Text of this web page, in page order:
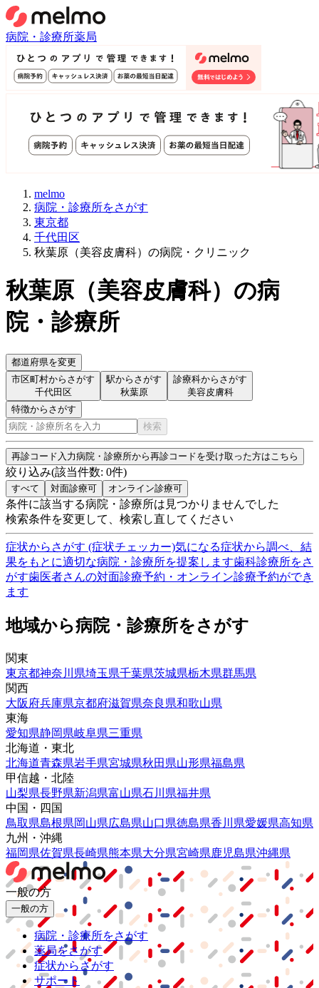
病院・診療所薬局
melmo
病院・診療所をさがす
東京都
千代田区
秋葉原（美容皮膚科）の病院・クリニック
秋葉原（美容皮膚科） の病
院・診療所
都道府県を変更
市区町村からさがす
千代田区
駅からさがす
秋葉原
診療科からさがす
美容皮膚科
特徴からさがす
検索
再診コード入力病院・診療所から再診コードを受け取った方はこちら
絞り込み(該当件数: 0件)
すべて 対面診療可 オンライン診療可
条件に該当する病院・診療所は見つかりませんでした
検索条件を変更して、検索し直してください
症状からさがす (症状チェッカー)気になる症状から調べ、結
果をもとに適切な病院・診療所を提案します歯科診療所をさ
がす歯医者さんの対面診療予約・オンライン診療予約ができ
ます
地域から病院・診療所をさがす
関東
東京都神奈川県埼玉県千葉県茨城県栃木県群馬県
関西
大阪府兵庫県京都府滋賀県奈良県和歌山県
東海
愛知県静岡県岐阜県三重県
北海道・東北
北海道青森県岩手県宮城県秋田県山形県福島県
甲信越・北陸
山梨県長野県新潟県富山県石川県福井県
中国・四国
鳥取県島根県岡山県広島県山口県徳島県香川県愛媛県高知県
九州・沖縄
福岡県佐賀県長崎県熊本県大分県宮崎県鹿児島県沖縄県
一般の方
一般の方
病院・診療所をさがす
薬局をさがす
症状からさがす
サポート